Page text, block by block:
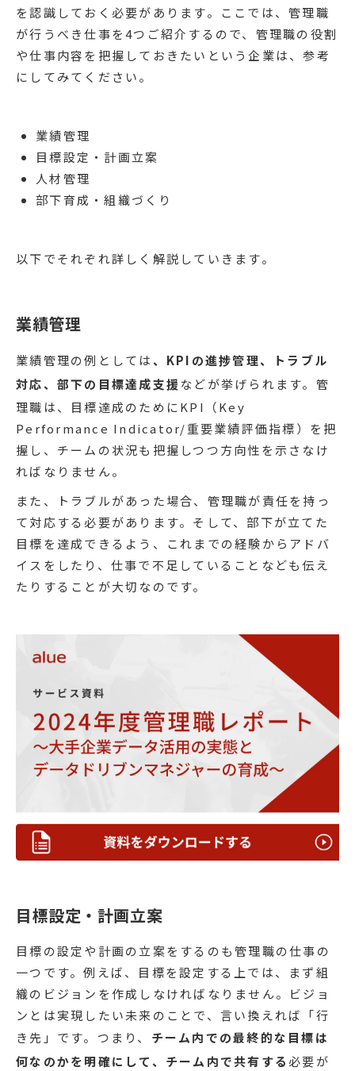
を認識しておく必要があります。ここでは、管理職
が行うべき仕事を4つご紹介するので、管理職の役割
や仕事内容を把握しておきたいという企業は、参考
にしてみてください。
業績管理
目標設定・計画立案
人材管理
部下育成・組織づくり
以下でそれぞれ詳しく解説していきます。
業績管理
業績管理の例としては、KPIの進捗管理、トラブル
対応、部下の目標達成支援 などが挙げられます。管
理職は、目標達成のためにKPI（Key
Performance Indicator/重要業績評価指標）を把
握し、チームの状況も把握しつつ方向性を示さなけ
ればなりません。
また、トラブルがあった場合、管理職が責任を持っ
て対応する必要があります。そして、部下が立てた
目標を達成できるよう、これまでの経験からアドバ
イスをしたり、仕事で不足していることなども伝え
たりすることが大切なのです。
目標設定・計画立案
目標の設定や計画の立案をするのも管理職の仕事の
一つです。例えば、目標を設定する上では、まず組
織のビジョンを作成しなければなりません。ビジョ
ンとは実現したい未来のことで、言い換えれば「行
き先」です。つまり、 チーム内での最終的な目標は
何なのかを明確にして、チーム内で共有する 必要が